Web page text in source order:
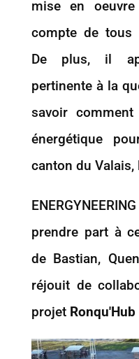
mise en
compte de tous
De plus, il
pertinente à la
savoir
énergétique
canton du Valais,
prendre part à
de Bastian,
réjouit de
projet Ronqu'Hub